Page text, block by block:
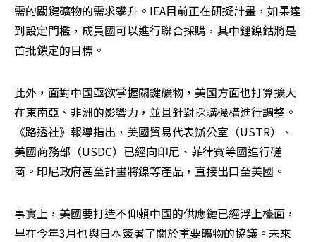
需的關鍵礦物的需求攀升。IEA目前正在研擬計畫，如果達
到設定門檻，成員國可以進行聯合採購，其中鋰鎳鈷將是
首批鎖定的目標。
此外，面對中國亟欲掌握關鍵礦物，美國方面也打算擴大
在東南亞、非洲的影響力，並且針對採購機構進行調整。
《路透社》報導指出，美國貿易代表辦公室（USTR）、
美國商務部（USDC）已經向印尼、菲律賓等國進行磋
商。印尼政府甚至計畫將鎳等產品，直接出口至美國。
事實上，美國要打造不仰賴中國的供應鏈已經浮上檯面，
早在今年3月也與日本簽署了關於重要礦物的協議。未來